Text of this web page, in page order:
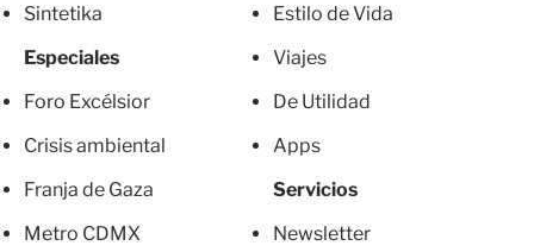
Sintetika
Especiales
Foro Excélsior
Crisis ambiental
Franja de Gaza
Metro CDMX
Estilo de Vida
Viajes
De Utilidad
Apps
Servicios
Newsletter